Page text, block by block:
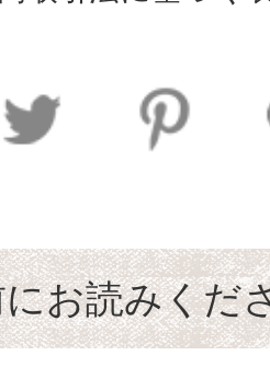
お読みくだ